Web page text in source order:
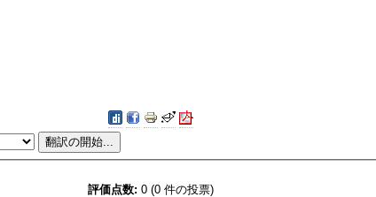
評価点数: 0 (0 件の投票)